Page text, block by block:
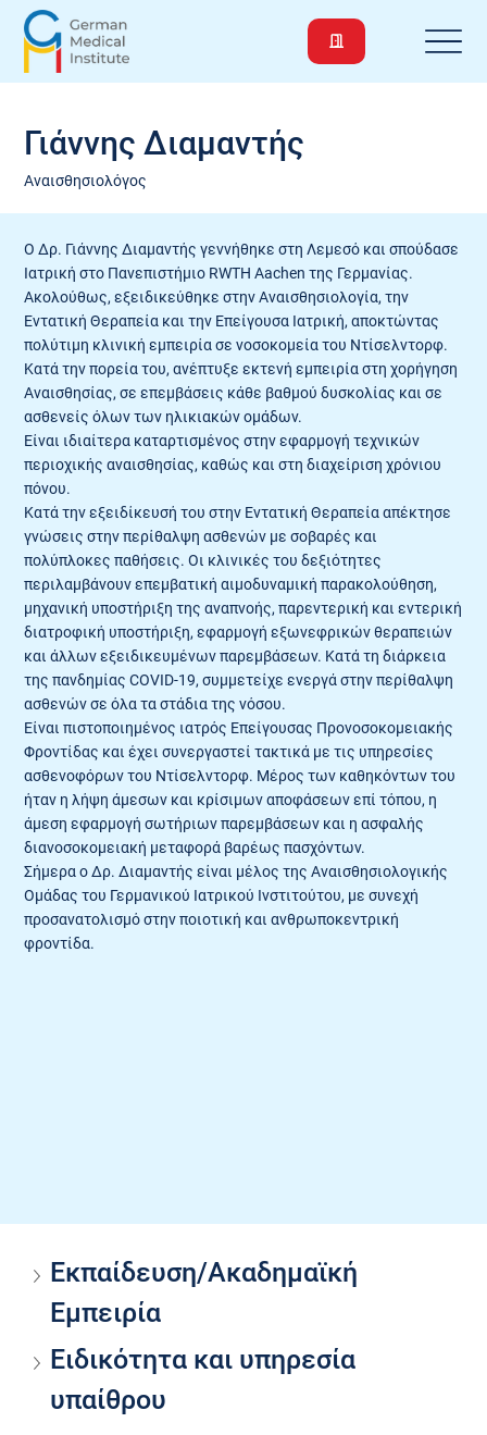
Γιάννης Διαμαντής
Αναισθησιολόγος
Ο Δρ. Γιάννης Διαμαντής γεννήθηκε στη Λεμεσό και σπούδασε
Ιατρική στο Πανεπιστήμιο RWTH Aachen της Γερμανίας.
Ακολούθως, εξειδικεύθηκε στην Αναισθησιολογία, την
Εντατική Θεραπεία και την Επείγουσα Ιατρική, αποκτώντας
πολύτιμη κλινική εμπειρία σε νοσοκομεία του Ντίσελντορφ.
Κατά την πορεία του, ανέπτυξε εκτενή εμπειρία στη χορήγηση
Αναισθησίας, σε επεμβάσεις κάθε βαθμού δυσκολίας και σε
ασθενείς όλων των ηλικιακών ομάδων.
Είναι ιδιαίτερα καταρτισμένος στην εφαρμογή τεχνικών
περιοχικής αναισθησίας, καθώς και στη διαχείριση χρόνιου
πόνου.
Κατά την εξειδίκευσή του στην Εντατική Θεραπεία απέκτησε
γνώσεις στην περίθαλψη ασθενών με σοβαρές και
πολύπλοκες παθήσεις. Οι κλινικές του δεξιότητες
περιλαμβάνουν επεμβατική αιμοδυναμική παρακολούθηση,
μηχανική υποστήριξη της αναπνοής, παρεντερική και εντερική
διατροφική υποστήριξη, εφαρμογή εξωνεφρικών θεραπειών
και άλλων εξειδικευμένων παρεμβάσεων. Κατά τη διάρκεια
της πανδημίας COVID-19, συμμετείχε ενεργά στην περίθαλψη
ασθενών σε όλα τα στάδια της νόσου.
Είναι πιστοποιημένος ιατρός Επείγουσας Προνοσοκομειακής
Φροντίδας και έχει συνεργαστεί τακτικά με τις υπηρεσίες
ασθενοφόρων του Ντίσελντορφ. Μέρος των καθηκόντων του
ήταν η λήψη άμεσων και κρίσιμων αποφάσεων επί τόπου, η
άμεση εφαρμογή σωτήριων παρεμβάσεων και η ασφαλής
διανοσοκομειακή μεταφορά βαρέως πασχόντων.
Σήμερα ο Δρ. Διαμαντής είναι μέλος της Αναισθησιολογικής
Ομάδας του Γερμανικού Ιατρικού Ινστιτούτου, με συνεχή
προσανατολισμό στην ποιοτική και ανθρωποκεντρική
φροντίδα.
Εκπαίδευση/Ακαδημαϊκή
Εμπειρία
Ειδικότητα και υπηρεσία
υπαίθρου